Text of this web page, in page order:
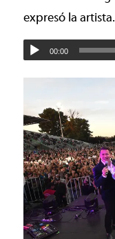
expresó la artista.
00:00